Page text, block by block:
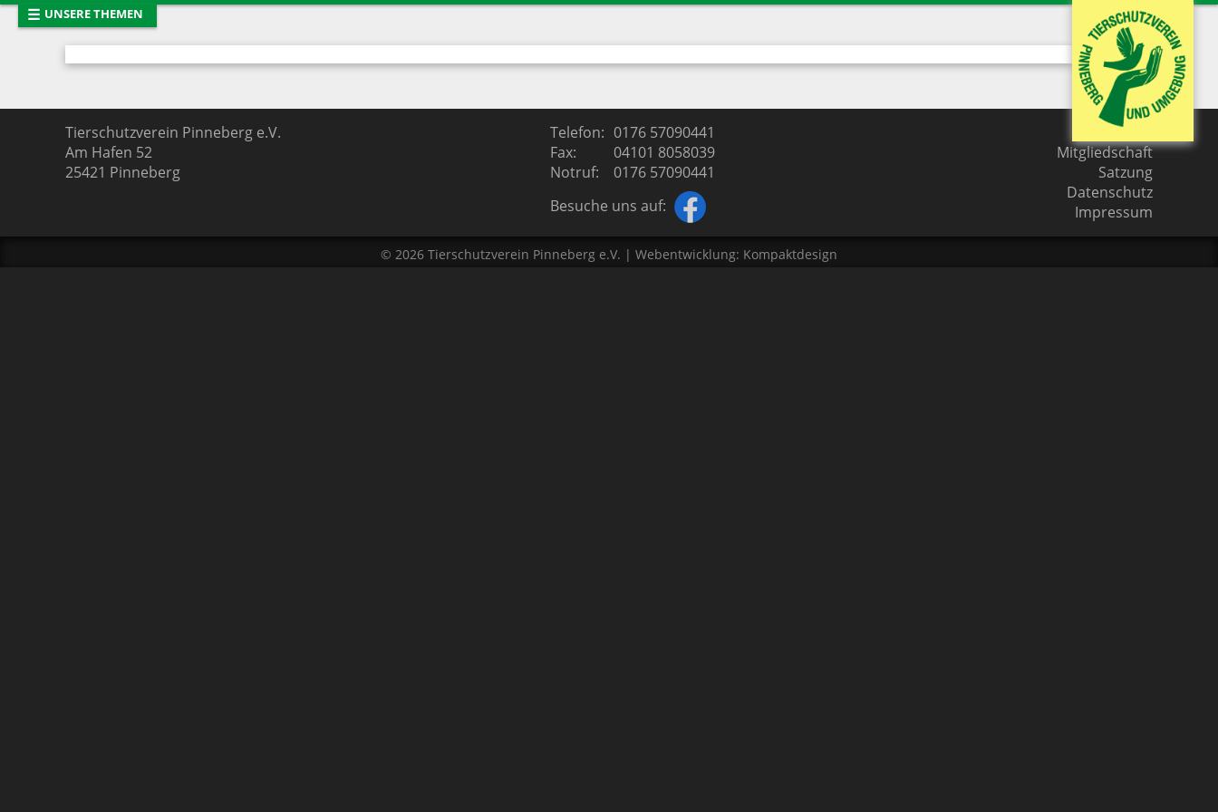
Startseite
Presse
Sponsoren
Kontakt
☰ UNSERE THEMEN
Tierschutzverein Pinneberg e.V.
Am Hafen 52
25421 Pinneberg
Telefon: 0176 57090441
Fax:
04101 8058039
Notruf:
0176 57090441
Besuche uns auf:
Kontakt
Mitgliedschaft
Satzung
Datenschutz
Impressum
© 2026 Tierschutzverein Pinneberg e.V. | Webentwicklung: Kompaktdesign